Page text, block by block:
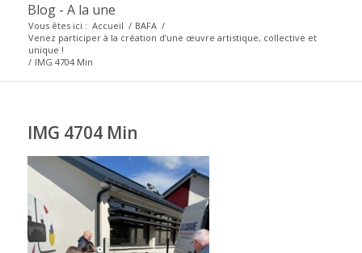
Blog - A la une
Vous êtes ici : Accueil / BAFA /
Venez participer à la création d’une œuvre artistique, collective et
unique !
/ IMG 4704 Min
IMG 4704 Min